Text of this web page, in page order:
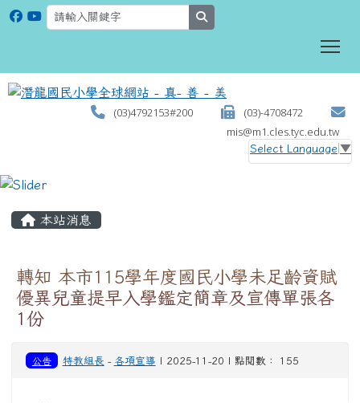
(03)4792153#200
(03)-4708472
mis@m1.cles.tyc.edu.tw
Select Language ▼
本站消息
轉知 本市115學年度國民小學未足齡資賦
優異兒童提早入學鑑定簡章及宣傳單張各
1份
公告 特教組長 - 各項宣導 | 2025-11-20 | 點閱數： 155